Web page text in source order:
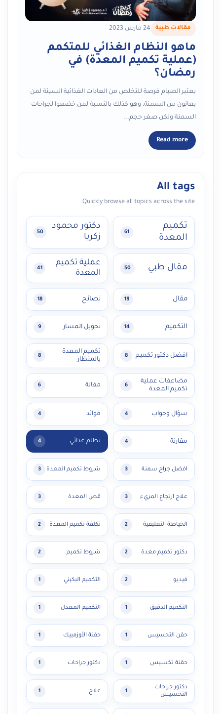
مقالات طبية 24 مارس 2023
ماهو النظام الغذائي للمتكمم
(عملية تكميم المعدة) في
رمضان؟
يعتبر الصيام فرصة للتخلص من العادات الغذائية السيئة لمن
يعانون من السمنة، وهو كذلك بالنسبة لمن خضعوا لجراحات
السمنة ولكن صغر حجم...
Read more
All tags
Quickly browse all topics across the site.
تكميم
المعدة
61
دكتور محمود
زكريا
50
مقال طبي 50
عملية تكميم
المعدة
41
مقال 19 نصائح 18
التكميم 14 تحويل المسار 9
افضل دكتور تكميم 8
تكميم المعدة
بالمنظار
8
مضاعفات عملية
تكميم المعدة
6 مقالة 6
سؤال وجواب 4 فوائد 4
مقارنة 4 نظام غذائي 4
افضل جراح سمنة 3 شروط تكميم المعدة 3
علاج ارتجاع المريء 3 قص المعدة 3
الخياطة التغليفية 2 تكلفة تكميم المعدة 2
دكتور تكميم معدة 2 شروط تكميم 2
فيديو 2 التكميم البكيني 1
التكميم الدقيق 1 التكميم المعدل 1
حقن التخسيس 1 حقنة الأوزمبيك 1
حقنة تخسيس 1 دكتور جراحات 1
دكتور جراحات
التخسيس
1 علاج 1